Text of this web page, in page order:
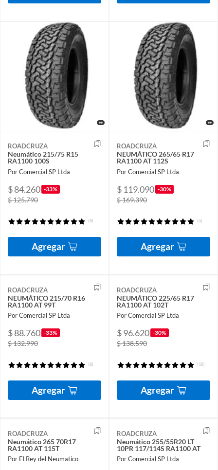
ROADCRUZA
Neumático 215/75 R15
RA1100 100S
Por Comercial SP Ltda
$ 84.260 -33%
$ 125.790
(8)
Agregar
ROADCRUZA
NEUMÁTICO 265/65 R17
RA1100 AT 112S
Por Comercial SP Ltda
$ 119.090 -30%
$ 169.390
(6)
Agregar
ROADCRUZA
NEUMÁTICO 215/70 R16
RA1100 AT 99T
Por Comercial SP Ltda
$ 88.760 -33%
$ 132.990
(8)
Agregar
ROADCRUZA
NEUMÁTICO 225/65 R17
RA1100 AT 102T
Por Comercial SP Ltda
$ 96.620 -30%
$ 138.590
(18)
Agregar
ROADCRUZA
Neumático 265 70R17
RA1100 AT 115T
Por El Rey del Neumatico
ROADCRUZA
Neumático 255/55R20 LT
10PR 117/114S RA1100 AT
Por Comercial SP Ltda